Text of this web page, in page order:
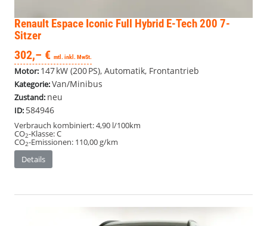
Renault Espace Iconic Full Hybrid E-Tech 200 7-
Sitzer
302,– € mtl. inkl. MwSt.
Motor: 147 kW (200 PS), Automatik, Frontantrieb
Kategorie:Van/Minibus
Zustand: neu
ID: 584946
Verbrauch kombiniert:4,90 l/100km
CO2-Klasse:C
CO2-Emissionen: 110,00 g/km
Details